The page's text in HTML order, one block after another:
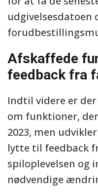
udgivelsesdatoen
Afskaffede
feedback fra
Indtil videre er
om funktioner,
2023, men
lytte til feedback
spiloplevelsen og
nødvendige